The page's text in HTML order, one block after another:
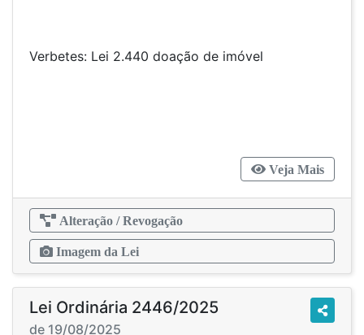
Verbetes: Lei 2.440 doação de imóvel
Veja Mais
Alteração / Revogação
Imagem da Lei
Lei Ordinária 2446/2025
de 19/08/2025